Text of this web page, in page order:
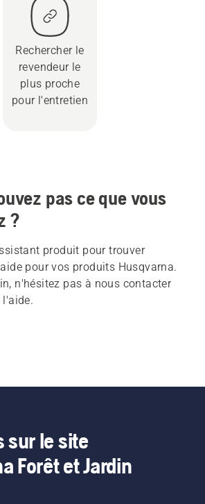
Rechercher le
revendeur le
plus proche
pour l'entretien
pas ce que vous
?
produit pour trouver
pour vos produits Husqvarna.
n'hésitez pas à nous contacter
l'aide.
sur le site
Forêt et Jardin